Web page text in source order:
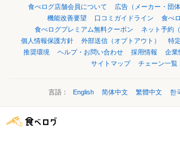
食べログ店舗会員について
広告（メーカー・団
機能改善要望
口コミガイドライン
食べ
食べログプレミアム無料クーポン
ネット予約
個人情報保護方針
外部送信（オプトアウト）
特
推奨環境
ヘルプ・お問い合わせ 採用情報 企業
サイトマップ
チェーン一覧
言語： English 简体中文 繁體中文 한